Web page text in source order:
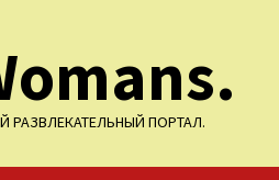
РАЗВЛЕКАТЕЛЬНЫЙ ПОРТАЛ.